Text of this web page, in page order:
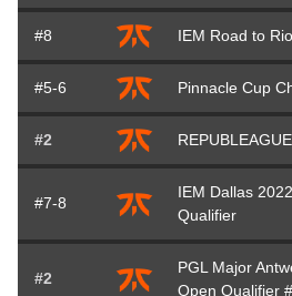
#8 IEM Road to
#5-6 Pinnacle Cup
#2
#7-8
IEM Dallas
Qualifier
#2
PGL Major
Open Qualifier